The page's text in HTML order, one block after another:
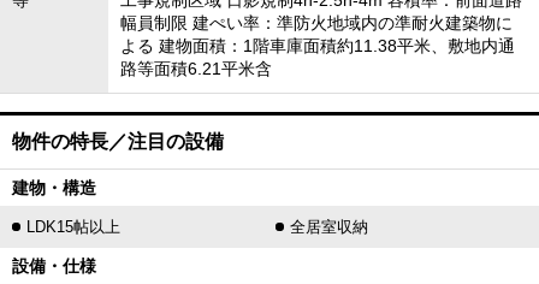
幅員制限 建ぺい率：準防火地域内の準耐火建築物に
よる 建物面積：1階車庫面積約11.38平米、敷地内通
路等面積6.21平米含
物件の特長／注目の設備
建物・構造
LDK15帖以上 全居室収納
設備・仕様